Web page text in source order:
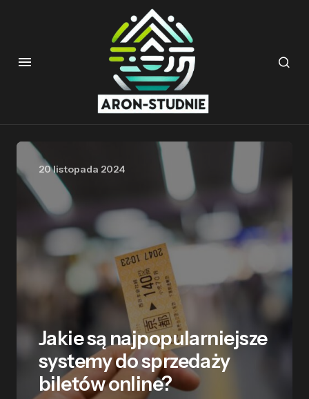
20 listopada 2024
Jakie są najpopularniejsze
systemy do sprzedaży
biletów online?